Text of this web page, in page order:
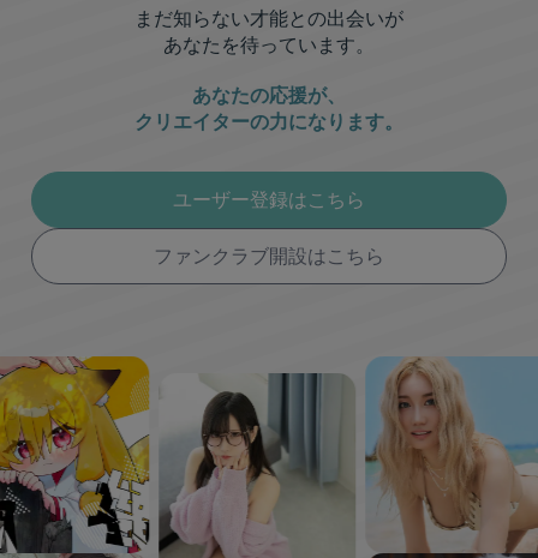
まだ知らない才能との出会いが
あなたを待っています。
あなたの応援が、
クリエイターの力になります。
ユーザー登録はこちら
ファンクラブ開設はこちら